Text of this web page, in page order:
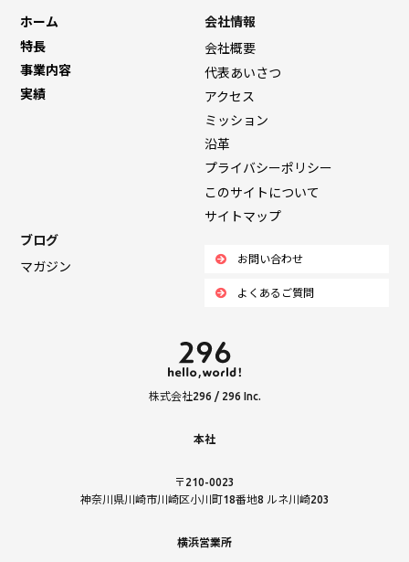
ホーム
特長
事業内容
実績
会社情報
会社概要
代表あいさつ
アクセス
ミッション
沿革
プライバシーポリシー
このサイトについて
サイトマップ
ブログ
マガジン
お問い合わせ
よくあるご質問
株式会社296 / 296 Inc.
本社
〒210-0023
神奈川県川崎市川崎区小川町18番地8 ルネ川崎203
横浜営業所